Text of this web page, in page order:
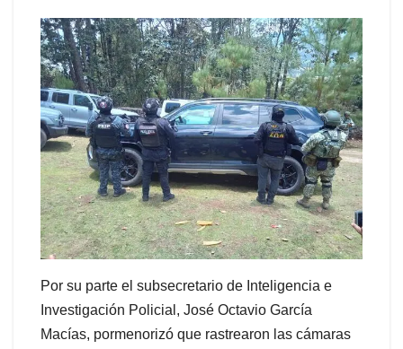
Por su parte el subsecretario de Inteligencia e
Investigación Policial, José Octavio García
Macías, pormenorizó que rastrearon las cámaras